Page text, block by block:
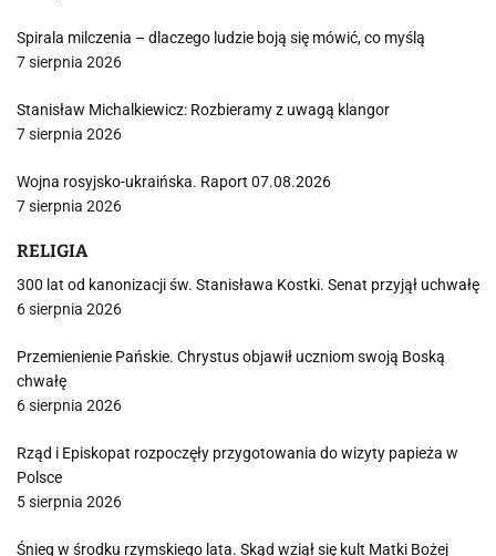
Spirala milczenia – dlaczego ludzie boją się mówić, co myślą
7 sierpnia 2026
Stanisław Michalkiewicz: Rozbieramy z uwagą klangor
7 sierpnia 2026
Wojna rosyjsko-ukraińska. Raport 07.08.2026
7 sierpnia 2026
RELIGIA
300 lat od kanonizacji św. Stanisława Kostki. Senat przyjął uchwałę
6 sierpnia 2026
Przemienienie Pańskie. Chrystus objawił uczniom swoją Boską
chwałę
6 sierpnia 2026
Rząd i Episkopat rozpoczęły przygotowania do wizyty papieża w
Polsce
5 sierpnia 2026
Śnieg w środku rzymskiego lata. Skąd wziął się kult Matki Bożej